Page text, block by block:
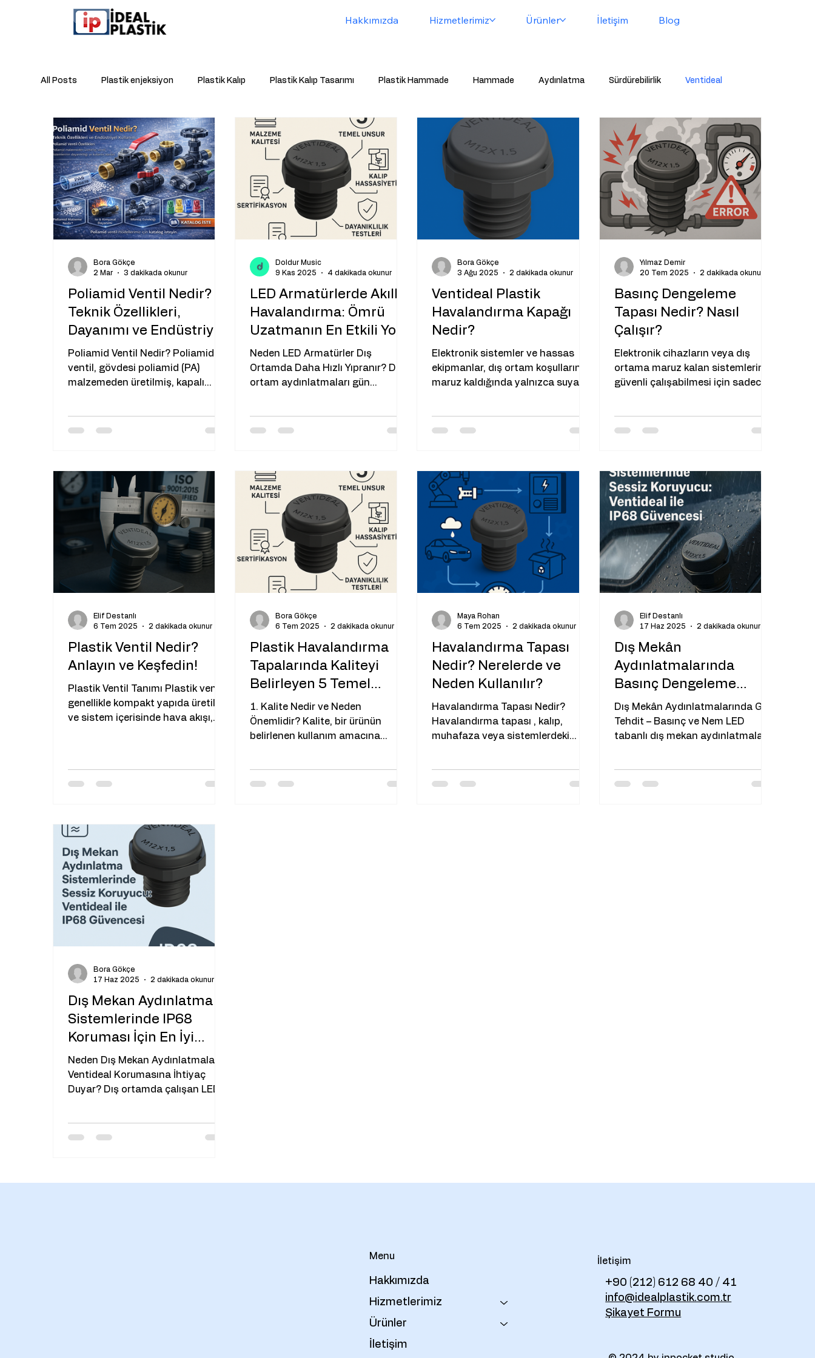
Hakkımızda Hizmetlerimiz Ürünler İletişim Blog
All Posts Plastik enjeksiyon Plastik Kalıp Plastik Kalıp Tasarımı Plastik Hammade Hammade Aydınlatma Sürdürebilirlik Ventideal
Kablo Tutucu Fason Baskı Havalandırma Tapası Basınç Dengeleme Valfi Toz Lastiği Plastik Led Led
Plastik Mühür Kapsülü
Poliamid Ventil Nedir?
Teknik Özellikleri,
Dayanımı ve Endüstriyel
Kullanım Alanları
Poliamid Ventil Nedir? Poliamid
ventil, gövdesi poliamid (PA)
malzemeden üretilmiş, kapalı
havalandırma elemanıdır. Aynı
seviyesinin korunmasına yardımcı
olur. Naylon ventil veya PA6 ventil
olarak da adlandırılan bu ürünler,
özellikle yüksek sıcaklık
değişimlerinin yaşandığı ve
mekanik dayanım gerektiren
endüstriyel uygulamalarda tercih
edilir. Bu tanım, “poliamid
Bora Gökçe
2 Mar
3 dakikada okunur
LED Armatürlerde Akıllı
Havalandırma: Ömrü
Uzatmanın En Etkili Yolu
Neden LED Armatürler Dış
Ortamda Daha Hızlı Yıpranır? Dış
ortam aydınlatmaları gün
gövdesi içinde genleşme ve
Isınan hava genleşir, iç basınç
yükselir. Gece: Hava soğur ve
büzüşür; içeride negatif basınç
oluşur ve armatür, mikro
sızıntılardan nemli havayı içeri
çeker . Bu döngü tekrarlandıkça;
yoğuşma , lens sislenmesi , PCB
oksidasyonu ve con
Doldur Music
9 Kas 2025
4 dakikada okunur
Ventideal Plastik
Havalandırma Kapağı
Nedir?
Elektronik sistemler ve hassas
ekipmanlar, dış ortam koşullarına
maruz kaldığında yalnızca suya ve
Bora Gökçe
3 Ağu 2025
2 dakikada okunur
Basınç Dengeleme
Tapası Nedir? Nasıl
Çalışır?
Elektronik cihazların veya dış
ortama maruz kalan sistemlerin
güvenli çalışabilmesi için sadece
Yılmaz Demir
20 Tem 2025
2 dakikada okunur
Plastik Ventil Nedir?
Anlayın ve Keşfedin!
Plastik Ventil Tanımı Plastik ventil,
genellikle kompakt yapıda üretilen
ve sistem içerisinde hava akışı,
Elif Destanlı
6 Tem 2025
2 dakikada okunur
Plastik Havalandırma
Tapalarında Kaliteyi
Belirleyen 5 Temel
Unsur
1. Kalite Nedir ve Neden
Önemlidir? Kalite, bir ürünün
belirlenen kullanım amacına
Bora Gökçe
6 Tem 2025
2 dakikada okunur
Havalandırma Tapası
Nedir? Nerelerde ve
Neden Kullanılır?
Havalandırma Tapası Nedir?
Havalandırma tapası , kalıp,
muhafaza veya sistemlerdeki
Maya Rohan
6 Tem 2025
2 dakikada okunur
Dış Mekân
Aydınlatmalarında
Basınç Dengeleme
Valfinin Önemi:
Yoğuşmaya ve Arızalara
Karşı Akıllı Koruma
Dış Mekân Aydınlatmalarında Gizli
Tehdit – Basınç ve Nem LED
tabanlı dış mekan aydınlatmaları;
Elif Destanlı
17 Haz 2025
2 dakikada okunur
Dış Mekan Aydınlatma
Sistemlerinde IP68
Koruması İçin En İyi
Çözüm: Ventideal
Neden Dış Mekan Aydınlatmaları
Ventideal Korumasına İhtiyaç
Duyar? Dış ortamda çalışan LED
Bora Gökçe
17 Haz 2025
2 dakikada okunur
Menu
Hakkımızda
Hizmetlerimiz
Ürünler
İletişim
İletişim
+90 (212) 612 68 40 / 41
info@idealplastik.com.tr
Şikayet Formu